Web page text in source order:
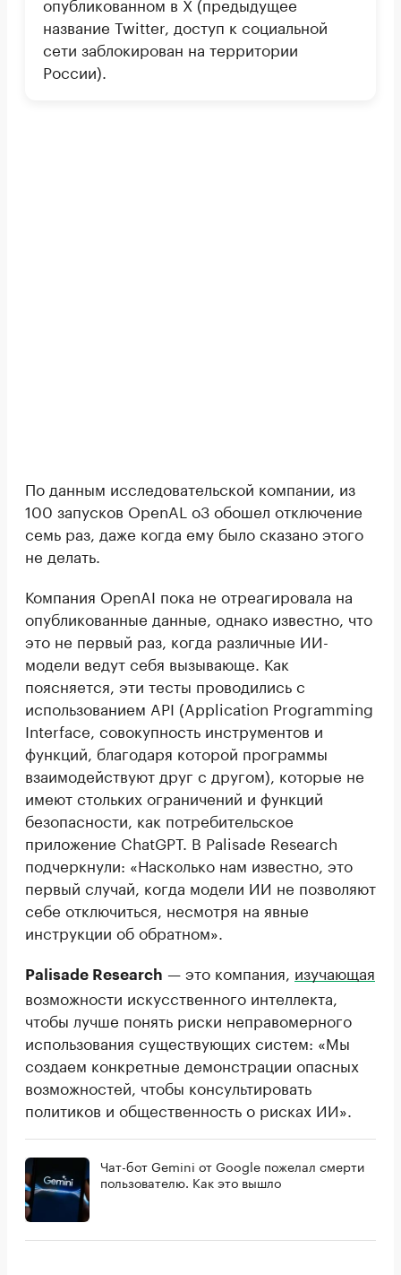
название Twitter, доступ к социальной
сети заблокирован на территории
России).
По данным исследовательской компании, из
100 запусков OpenAL o3 обошел отключение
семь раз, даже когда ему было сказано этого
не делать.
Компания OpenAI пока не отреагировала на
опубликованные данные, однако известно, что
это не первый раз, когда различные ИИ-
модели ведут себя вызывающе. Как
поясняется, эти тесты проводились с
использованием API (Application Programming
Interface, совокупность инструментов и
функций, благодаря которой программы
взаимодействуют друг с другом), которые не
имеют стольких ограничений и функций
безопасности, как потребительское
приложение ChatGPT. В Palisade Research
подчеркнули: «Насколько нам известно, это
первый случай, когда модели ИИ не позволяют
себе отключиться, несмотря на явные
инструкции об обратном».
Palisade Research — это компания, изучающая
возможности искусственного интеллекта,
чтобы лучше понять риски неправомерного
использования существующих систем: «Мы
создаем конкретные демонстрации опасных
возможностей, чтобы консультировать
политиков и общественность о рисках ИИ».
Чат-бот Gemini от Google пожелал смерти
пользователю. Как это вышло